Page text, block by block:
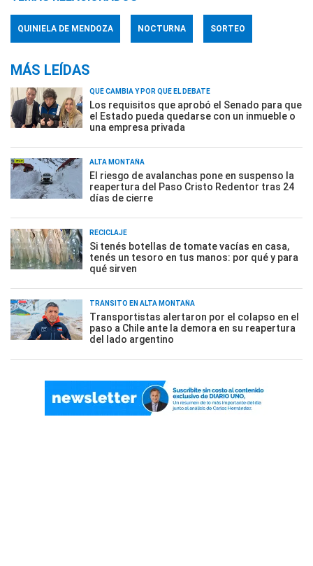
QUINIELA DE MENDOZA NOCTURNA SORTEO
MÁS LEÍDAS
QUÉ CAMBIA Y POR QUÉ EL DEBATE
Los requisitos que aprobó el Senado para que
el Estado pueda quedarse con un inmueble o
una empresa privada
ALTA MONTAÑA
El riesgo de avalanchas pone en suspenso la
reapertura del Paso Cristo Redentor tras 24
días de cierre
RECICLAJE
Si tenés botellas de tomate vacías en casa,
tenés un tesoro en tus manos: por qué y para
qué sirven
TRÁNSITO EN ALTA MONTAÑA
Transportistas alertaron por el colapso en el
paso a Chile ante la demora en su reapertura
del lado argentino